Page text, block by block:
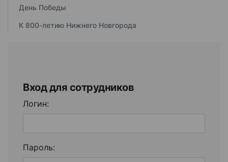
День Победы
К 800-летию Нижнего Новгорода
Вход для сотрудников
Логин:
Пароль: